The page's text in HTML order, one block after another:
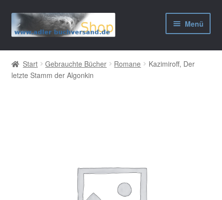
Zur
Navigation
Zum
Inhalt
Menü
AGB
Widerrufsbelehrung
Start Gebrauchte Bücher Romane
Kazimiroff, Der
letzte Stamm der Algonkin